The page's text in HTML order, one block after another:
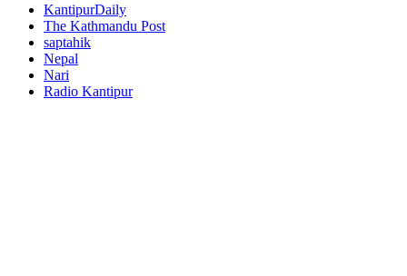
KantipurDaily
The Kathmandu Post
saptahik
Nepal
Nari
Radio Kantipur